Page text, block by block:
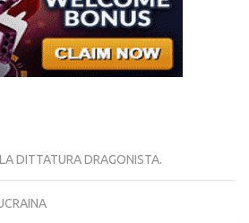
DITTATURA DRAGONISTA.